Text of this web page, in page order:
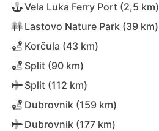
Vela Luka Ferry Port (2,5 km)
Lastovo Nature Park (39 km)
Korčula (43 km)
Split (90 km)
Split (112 km)
Dubrovnik (159 km)
Dubrovnik (177 km)